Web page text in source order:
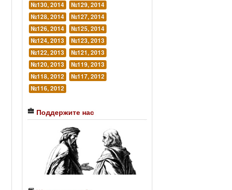
№130, 2014
№129, 2014
№128, 2014
№127, 2014
№126, 2014
№125, 2014
№124, 2013
№123, 2013
№122, 2013
№121, 2013
№120, 2013
№119, 2013
№118, 2012
№117, 2012
№116, 2012
Поддержите нас